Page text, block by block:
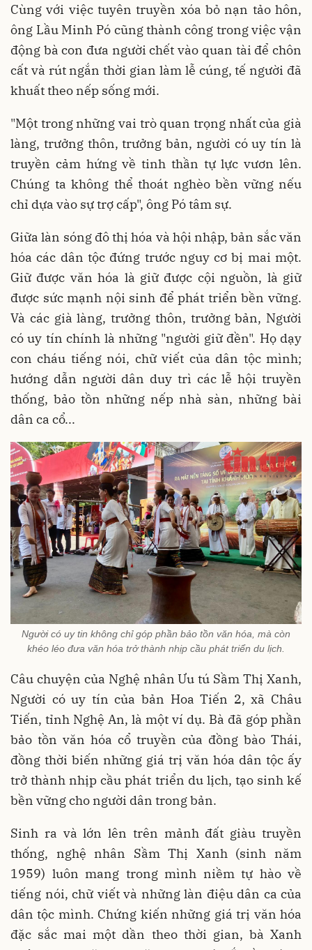
Cùng với việc tuyên truyền xóa bỏ nạn tảo hôn,
ông Lầu Minh Pó cũng thành công trong việc vận
động bà con đưa người chết vào quan tài để chôn
cất và rút ngắn thời gian làm lễ cúng, tế người đã
khuất theo nếp sống mới.
"Một trong những vai trò quan trọng nhất của già
làng, trưởng thôn, trưởng bản, người có uy tín là
truyền cảm hứng về tinh thần tự lực vươn lên.
Chúng ta không thể thoát nghèo bền vững nếu
chỉ dựa vào sự trợ cấp", ông Pó tâm sự.
Giữa làn sóng đô thị hóa và hội nhập, bản sắc văn
hóa các dân tộc đứng trước nguy cơ bị mai một.
Giữ được văn hóa là giữ được cội nguồn, là giữ
được sức mạnh nội sinh để phát triển bền vững.
Và các già làng, trưởng thôn, trưởng bản, Người
có uy tín chính là những "người giữ đền". Họ dạy
con cháu tiếng nói, chữ viết của dân tộc mình;
hướng dẫn người dân duy trì các lễ hội truyền
thống, bảo tồn những nếp nhà sàn, những bài
dân ca cổ...
Người có uy tin không chỉ góp phần bảo tồn văn hóa, mà còn
khéo léo đưa văn hóa trở thành nhịp cầu phát triển du lịch.
Câu chuyện của Nghệ nhân Ưu tú Sầm Thị Xanh,
Người có uy tín của bản Hoa Tiến 2, xã Châu
Tiến, tỉnh Nghệ An, là một ví dụ. Bà đã góp phần
bảo tồn văn hóa cổ truyền của đồng bào Thái,
đồng thời biến những giá trị văn hóa dân tộc ấy
trở thành nhịp cầu phát triển du lịch, tạo sinh kế
bền vững cho người dân trong bản.
Sinh ra và lớn lên trên mảnh đất giàu truyền
thống, nghệ nhân Sầm Thị Xanh (sinh năm
1959) luôn mang trong mình niềm tự hào về
tiếng nói, chữ viết và những làn điệu dân ca của
dân tộc mình. Chứng kiến những giá trị văn hóa
đặc sắc mai một dần theo thời gian, bà Xanh